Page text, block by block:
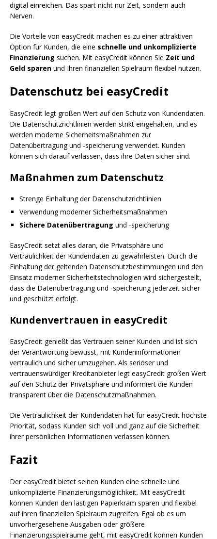
digital einreichen. Das spart nicht nur Zeit, sondern auch
Nerven.
Die Vorteile von easyCredit machen es zu einer attraktiven
Option für Kunden, die eine schnelle und unkomplizierte
Finanzierung suchen. Mit easyCredit können Sie Zeit und
Geld sparen und Ihren finanziellen Spielraum flexibel nutzen.
Datenschutz bei easyCredit
EasyCredit legt großen Wert auf den Schutz von Kundendaten.
Die Datenschutzrichtlinien werden strikt eingehalten, und es
werden moderne Sicherheitsmaßnahmen zur
Datenübertragung und -speicherung verwendet. Kunden
können sich darauf verlassen, dass ihre Daten sicher sind.
Maßnahmen zum Datenschutz
Strenge Einhaltung der Datenschutzrichtlinien
Verwendung moderner Sicherheitsmaßnahmen
Sichere Datenübertragung und -speicherung
EasyCredit setzt alles daran, die Privatsphäre und
Vertraulichkeit der Kundendaten zu gewährleisten. Durch die
Einhaltung der geltenden Datenschutzbestimmungen und den
Einsatz moderner Sicherheitstechnologien wird sichergestellt,
dass die Datenübertragung und -speicherung jederzeit sicher
und geschützt erfolgt.
Kundenvertrauen in easyCredit
EasyCredit genießt das Vertrauen seiner Kunden und ist sich
der Verantwortung bewusst, mit Kundeninformationen
vertraulich und sicher umzugehen. Als seriöser und
vertrauenswürdiger Kreditanbieter legt easyCredit großen Wert
auf den Schutz der Privatsphäre und informiert die Kunden
transparent über die Datenschutzmaßnahmen.
Die Vertraulichkeit der Kundendaten hat für easyCredit höchste
Priorität, sodass Kunden sich voll und ganz auf die Sicherheit
ihrer persönlichen Informationen verlassen können.
Fazit
Der easyCredit bietet seinen Kunden eine schnelle und
unkomplizierte Finanzierungsmöglichkeit. Mit easyCredit
können Kunden den lästigen Papierkram sparen und flexibel
auf ihren finanziellen Spielraum zugreifen. Egal ob es um
unvorhergesehene Ausgaben oder größere
Finanzierungsspielräume geht, mit easyCredit können Kunden